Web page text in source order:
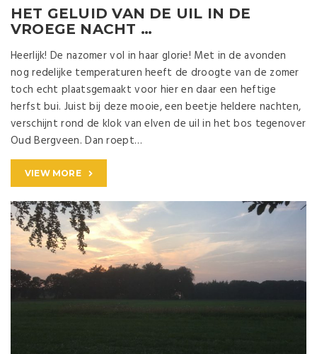
HET GELUID VAN DE UIL IN DE
VROEGE NACHT …
Heerlijk! De nazomer vol in haar glorie! Met in de avonden
nog redelijke temperaturen heeft de droogte van de zomer
toch echt plaatsgemaakt voor hier en daar een heftige
herfst bui. Juist bij deze mooie, een beetje heldere nachten,
verschijnt rond de klok van elven de uil in het bos tegenover
Oud Bergveen. Dan roept…
VIEW MORE